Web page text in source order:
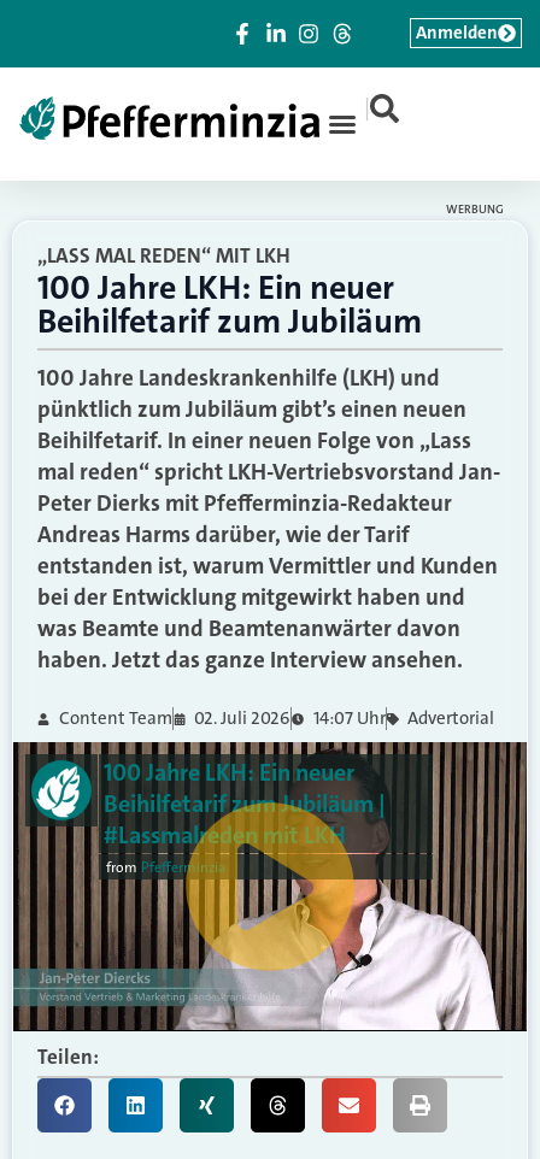
|
Anmelden
WERBUNG
„LASS MAL REDEN“ MIT LKH
100 Jahre LKH: Ein neuer
Beihilfetarif zum Jubiläum
100 Jahre Landeskrankenhilfe (LKH) und
pünktlich zum Jubiläum gibt’s einen neuen
Beihilfetarif. In einer neuen Folge von „Lass
mal reden“ spricht LKH-Vertriebsvorstand Jan-
Peter Dierks mit Pfefferminzia-Redakteur
Andreas Harms darüber, wie der Tarif
entstanden ist, warum Vermittler und Kunden
bei der Entwicklung mitgewirkt haben und
was Beamte und Beamtenanwärter davon
haben. Jetzt das ganze Interview ansehen.
Content Team 02. Juli 2026 14:07 Uhr Advertorial
100 Jahre LKH: Ein neuer
Beihilfetarif zum Jubiläum |
#Lassmalreden mit LKH
from Pfefferminzia
Teilen: